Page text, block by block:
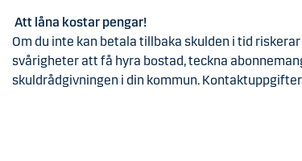
Att låna kostar pengar!
Om du inte kan betala tillbaka skulden i tid
svårigheter att få hyra bostad, teckna
skuldrådgivningen i din kommun.